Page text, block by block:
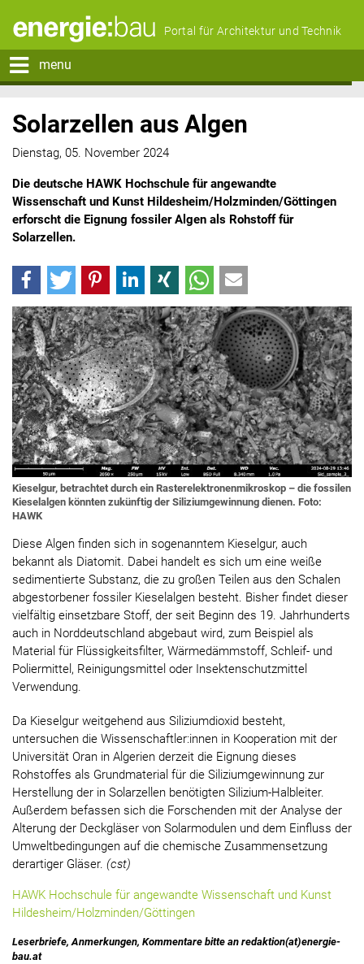
Portal für Architektur und Technik
menu
Solarzellen aus Algen
Dienstag, 05. November 2024
Die deutsche HAWK Hochschule für angewandte
Wissenschaft und Kunst Hildesheim/Holzminden/Göttingen
erforscht die Eignung fossiler Algen als Rohstoff für
Solarzellen.
Kieselgur, betrachtet durch ein Rasterelektronenmikroskop – die fossilen
Kieselalgen könnten zukünftig der Siliziumgewinnung dienen. Foto:
HAWK
Diese Algen finden sich in sogenanntem Kieselgur, auch
bekannt als Diatomit. Dabei handelt es sich um eine weiße
sedimentierte Substanz, die zu großen Teilen aus den Schalen
abgestorbener fossiler Kieselalgen besteht. Bisher findet dieser
vielfältig einsetzbare Stoff, der seit Beginn des 19. Jahrhunderts
auch in Norddeutschland abgebaut wird, zum Beispiel als
Material für Flüssigkeitsfilter, Wärmedämmstoff, Schleif- und
Poliermittel, Reinigungsmittel oder Insektenschutzmittel
Verwendung.
Da Kieselgur weitgehend aus Siliziumdioxid besteht,
untersuchen die Wissenschaftler:innen in Kooperation mit der
Universität Oran in Algerien derzeit die Eignung dieses
Rohstoffes als Grundmaterial für die Siliziumgewinnung zur
Herstellung der in Solarzellen benötigten Silizium-Halbleiter.
Außerdem befassen sich die Forschenden mit der Analyse der
Alterung der Deckgläser von Solarmodulen und dem Einfluss der
Umweltbedingungen auf die chemische Zusammensetzung
derartiger Gläser. (cst)
HAWK Hochschule für angewandte Wissenschaft und Kunst
Hildesheim/Holzminden/Göttingen
Leserbriefe, Anmerkungen, Kommentare bitte an redaktion(at)energie-
bau.at